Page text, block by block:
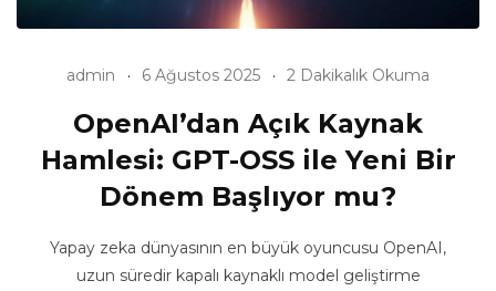
admin 6 Ağustos 2025 2 Dakikalık Okuma
OpenAI’dan Açık Kaynak
Hamlesi: GPT-OSS ile Yeni Bir
Dönem Başlıyor mu?
Yapay zeka dünyasının en büyük oyuncusu OpenAI,
uzun süredir kapalı kaynaklı model geliştirme